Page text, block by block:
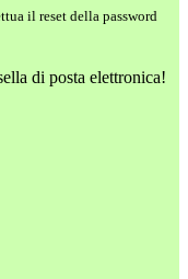
il reset della password
di posta elettronica!